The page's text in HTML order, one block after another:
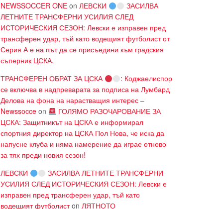
NEWSSOCCER ONE on ЛЕВСКИ
ЗАСИЛВА
ЛЕТНИТЕ ТРАНСФЕРНИ УСИЛИЯ СЛЕД
ИСТОРИЧЕСКИЯ СЕЗОН: Левски е изправен пред
трансферен удар, тъй като водещият футболист от
Серия А е на път да се присъедини към градския
съперник ЦСКА.
ТРАНСФЕРЕН ОБРАТ ЗА ЦСКА
: Коджаелиспор
се включва в надпреварата за подписа на Лумбард
Делова на фона на нарастващия интерес –
Newssocce on
ГОЛЯМО РАЗОЧАРОВАНИЕ ЗА
ЦСКА: Защитникът на ЦСКА е информирал
спортния директор на ЦСКА Пол Нова, че иска да
напусне клуба и няма намерение да играе отново
за тях преди новия сезон!
ЛЕВСКИ
ЗАСИЛВА ЛЕТНИТЕ ТРАНСФЕРНИ
УСИЛИЯ СЛЕД ИСТОРИЧЕСКИЯ СЕЗОН: Левски е
изправен пред трансферен удар, тъй като
водещият футболистon ЛЯТНОТО